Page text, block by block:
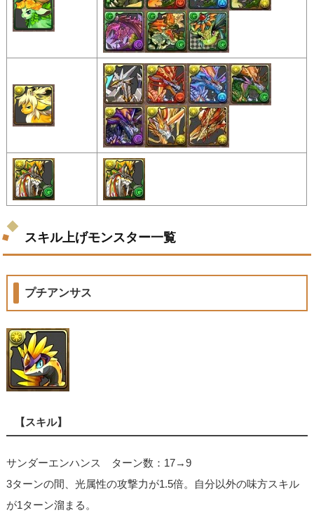
スキル上げモンスター一覧
プチアンサス
【スキル】
サンダーエンハンス ターン数：17→9
3ターンの間、光属性の攻撃力が1.5倍。自分以外の味方スキル
が1ターン溜まる。